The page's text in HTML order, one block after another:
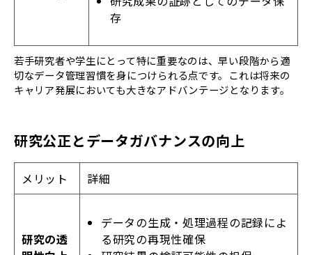
存
若手研究者や学生にとって特に重要なのは、早い段階から適
切なデータ管理習慣を身につけられる点です。これは将来の
キャリア発展においても大きなアドバンテージとなります。
研究公正とデータガバナンスの向上
メリット 詳細
研究の透
データの生成・処理過程の記録によ
る研究の再現性確保